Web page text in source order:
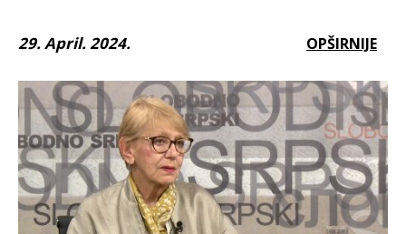
29. April. 2024. OPŠIRNIJE